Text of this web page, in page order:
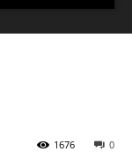
0
1676